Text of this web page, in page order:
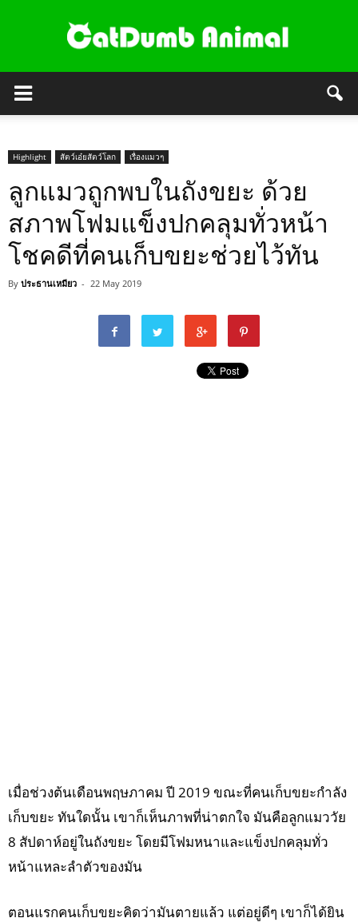
Highlight สัตว์เอ๋ยสัตว์โลก เรื่องแมวๆ
ลูกแมวถูกพบในถังขยะ ด้วย
สภาพโฟมแข็งปกคลุมทั่วหน้า
โชคดีที่คนเก็บขยะช่วยไว้ทัน
By ประธานเหมียว - 22 May 2019
เมื่อช่วงต้นเดือนพฤษภาคม ปี 2019 ขณะที่คนเก็บขยะกำลัง
เก็บขยะ ทันใดนั้น เขาก็เห็นภาพที่น่าตกใจ มันคือลูกแมววัย
8 สัปดาห์อยู่ในถังขยะ โดยมีโฟมหนาและแข็งปกคลุมทั่ว
หน้าแหละลำตัวของมัน
ตอนแรกคนเก็บขยะคิดว่ามันตายแล้ว แต่อยู่ดีๆ เขาก็ได้ยิน